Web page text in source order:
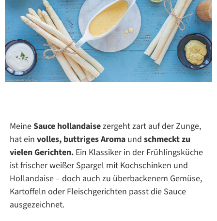
MeineSauce hollandaisezergeht zart auf der Zunge,
hat ein volles, buttriges Aroma und schmeckt zu
vielen Gerichten. Ein Klassiker in der Frühlingsküche
ist frischer weißer Spargel mit Kochschinken und
Hollandaise – doch auch zu überbackenem Gemüse,
Kartoffeln oder Fleischgerichten passt die Sauce
ausgezeichnet.